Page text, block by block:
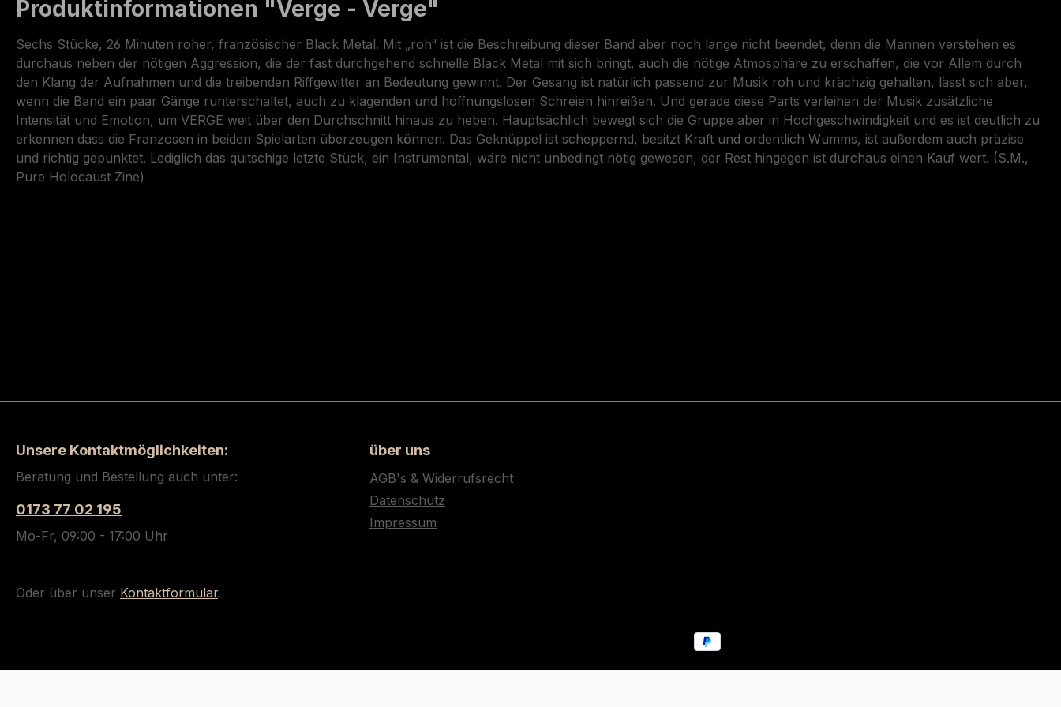
Produktinformationen "Verge - Verge"
Sechs Stücke, 26 Minuten roher, französischer Black Metal. Mit „roh“ ist die Beschreibung dieser Band aber noch lange nicht beendet, denn die Mannen verstehen es
durchaus neben der nötigen Aggression, die der fast durchgehend schnelle Black Metal mit sich bringt, auch die nötige Atmosphäre zu erschaffen, die vor Allem durch
den Klang der Aufnahmen und die treibenden Riffgewitter an Bedeutung gewinnt. Der Gesang ist natürlich passend zur Musik roh und krächzig gehalten, lässt sich aber,
wenn die Band ein paar Gänge runterschaltet, auch zu klagenden und hoffnungslosen Schreien hinreißen. Und gerade diese Parts verleihen der Musik zusätzliche
Intensität und Emotion, um VERGE weit über den Durchschnitt hinaus zu heben. Hauptsächlich bewegt sich die Gruppe aber in Hochgeschwindigkeit und es ist deutlich zu
erkennen dass die Franzosen in beiden Spielarten überzeugen können. Das Geknüppel ist scheppernd, besitzt Kraft und ordentlich Wumms, ist außerdem auch präzise
und richtig gepunktet. Lediglich das quitschige letzte Stück, ein Instrumental, wäre nicht unbedingt nötig gewesen, der Rest hingegen ist durchaus einen Kauf wert. (S.M.,
Pure Holocaust Zine)
Unsere Kontaktmöglichkeiten:
Beratung und Bestellung auch unter:
0173 77 02 195
Mo-Fr, 09:00 - 17:00 Uhr
Oder über unser Kontaktformular.
über uns
AGB's & Widerrufsrecht
Datenschutz
Impressum